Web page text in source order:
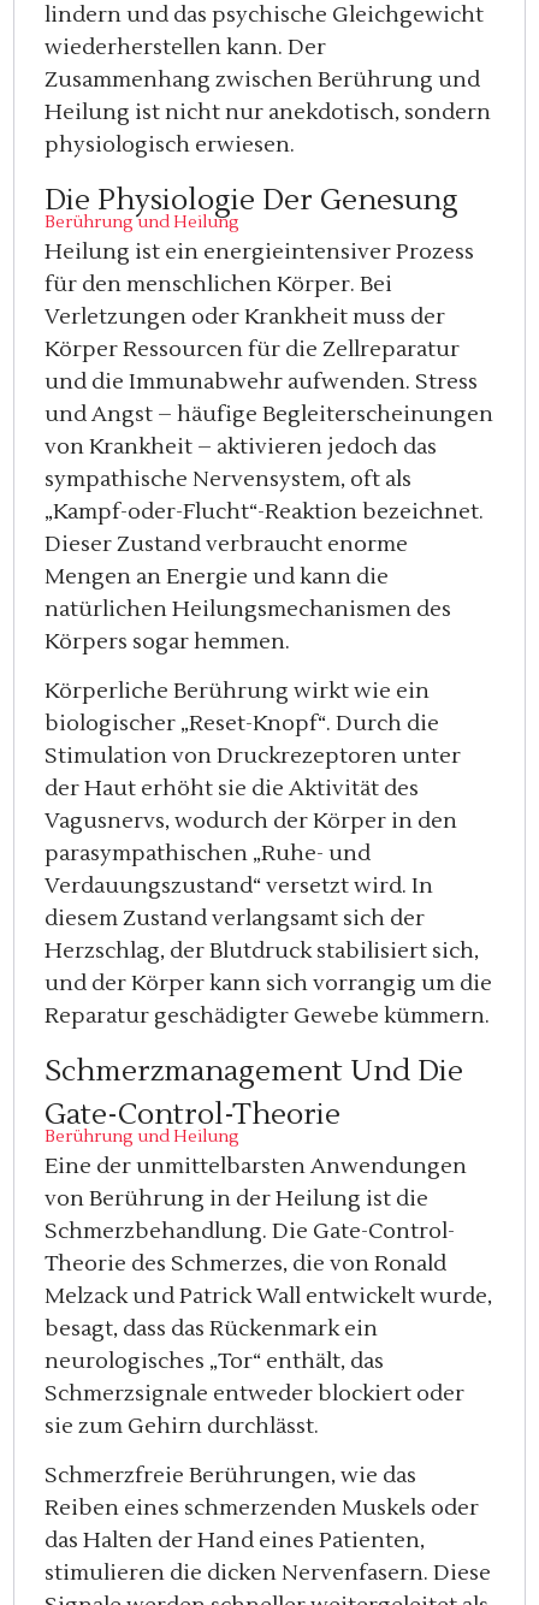
lindern und das psychische Gleichgewicht
wiederherstellen kann. Der
Zusammenhang zwischen Berührung und
Heilung ist nicht nur anekdotisch, sondern
physiologisch erwiesen.
Die Physiologie Der Genesung
Berührung und Heilung
Heilung ist ein energieintensiver Prozess
für den menschlichen Körper. Bei
Verletzungen oder Krankheit muss der
Körper Ressourcen für die Zellreparatur
und die Immunabwehr aufwenden. Stress
und Angst – häufige Begleiterscheinungen
von Krankheit – aktivieren jedoch das
sympathische Nervensystem, oft als
„Kampf-oder-Flucht“-Reaktion bezeichnet.
Dieser Zustand verbraucht enorme
Mengen an Energie und kann die
natürlichen Heilungsmechanismen des
Körpers sogar hemmen.
Körperliche Berührung wirkt wie ein
biologischer „Reset-Knopf“. Durch die
Stimulation von Druckrezeptoren unter
der Haut erhöht sie die Aktivität des
Vagusnervs, wodurch der Körper in den
parasympathischen „Ruhe- und
Verdauungszustand“ versetzt wird. In
diesem Zustand verlangsamt sich der
Herzschlag, der Blutdruck stabilisiert sich,
und der Körper kann sich vorrangig um die
Reparatur geschädigter Gewebe kümmern.
Schmerzmanagement Und Die
Gate-Control-Theorie
Berührung und Heilung
Eine der unmittelbarsten Anwendungen
von Berührung in der Heilung ist die
Schmerzbehandlung. Die Gate-Control-
Theorie des Schmerzes, die von Ronald
Melzack und Patrick Wall entwickelt wurde,
besagt, dass das Rückenmark ein
neurologisches „Tor“ enthält, das
Schmerzsignale entweder blockiert oder
sie zum Gehirn durchlässt.
Schmerzfreie Berührungen, wie das
Reiben eines schmerzenden Muskels oder
das Halten der Hand eines Patienten,
stimulieren die dicken Nervenfasern. Diese